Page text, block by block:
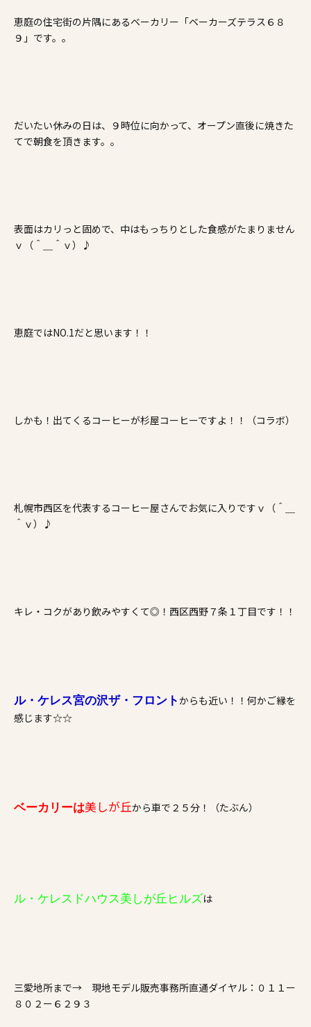
恵庭の住宅街の片隅にあるベーカリー「ベーカーズテラス６８
９」です。。
だいたい休みの日は、９時位に向かって、オープン直後に焼きた
てで朝食を頂きます。。
表面はカリっと固めで、中はもっちりとした食感がたまりません
ｖ（＾＿＾ｖ）♪
恵庭ではNO.1だと思います！！
しかも！出てくるコーヒーが杉屋コーヒーですよ！！（コラボ）
札幌市西区を代表するコーヒー屋さんでお気に入りですｖ（＾＿
＾ｖ）♪
キレ・コクがあり飲みやすくて◎！西区西野７条１丁目です！！
ル・ケレス宮の沢ザ・フロントからも近い！！何かご縁を
感じます☆☆
ベーカリーは美しが丘から車で２５分！（たぶん）
ル・ケレスドハウス美しが丘ヒルズは
三愛地所まで→ 現地モデル販売事務所直通ダイヤル：０１１ー
８０２ー６２９３